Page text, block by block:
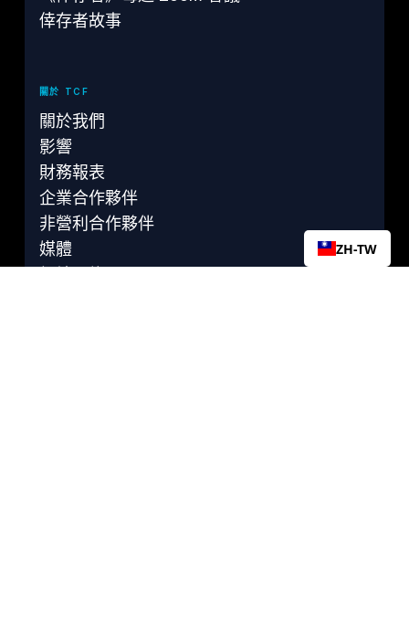
倖存者故事
關於 TCF
關於我們
影響
財務報表
企業合作夥伴
非營利合作夥伴
媒體
ZH-TW